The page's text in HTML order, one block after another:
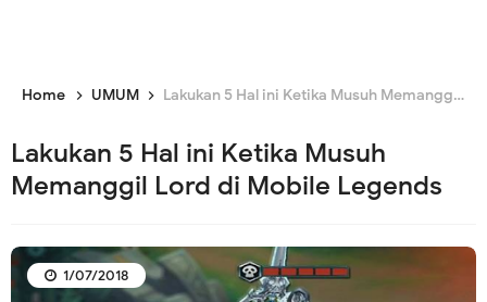
Home UMUM Lakukan 5 Hal ini Ketika Musuh Memanggil Lord di Mobile Legends
Lakukan 5 Hal ini Ketika Musuh
Memanggil Lord di Mobile Legends
1/07/2018